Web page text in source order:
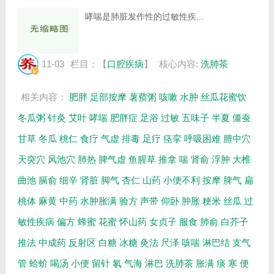
哮喘是肺脏发作性的过敏性疾...
11-03 栏目：【口腔疾病】 核心内容: 洗肺茶
相关内容： 肥胖 足部按摩 薯蓣粥 咳嗽 水肿 丝瓜花蜜饮
冬瓜粥 针灸 艾叶 哮喘 肥胖症 足浴 过敏 五味子 半夏 僵蚕
甘草 冬瓜 桃仁 食疗 气虚 排毒 足疗 痉挛 呼吸困难 膻中穴
天突穴 风池穴 肺热 脾气虚 鱼腥草 推拿 喘 肾俞 浮肿 大椎
曲池 膈俞 细辛 肾脏 脚气 杏仁 山药 小便不利 按摩 脾气 扁
桃体 麻黄 中药 水肿胀满 验方 声带 仰卧 肿胀 粳米 丝瓜 过
敏性疾病 偏方 蜂蜜 花蜜 怀山药 女贞子 服食 肺俞 白芥子
推法 中成药 反射区 白糖 冰糖 灸法 尺泽 咳喘 淋巴结 支气
管 蛤蚧 喝汤 小便 留针 氡 气海 淋巴 洗肺茶 胀满 痰 寒 便